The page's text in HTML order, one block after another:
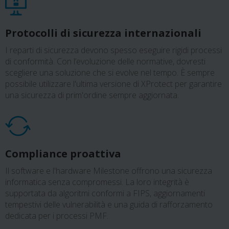
Protocolli di sicurezza internazionali
I reparti di sicurezza devono spesso eseguire rigidi processi
di conformità. Con l’evoluzione delle normative, dovresti
scegliere una soluzione che si evolve nel tempo. È sempre
possibile utilizzare l'ultima versione di XProtect per garantire
una sicurezza di prim'ordine sempre aggiornata.
Compliance proattiva
Il software e l'hardware Milestone offrono una sicurezza
informatica senza compromessi. La loro integrità è
supportata da algoritmi conformi a FIPS, aggiornamenti
tempestivi delle vulnerabilità e una guida di rafforzamento
dedicata per i processi PMF.